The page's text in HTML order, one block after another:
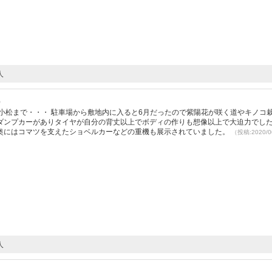
松まで・・・ 駐車場から敷地内に入ると6月だったので紫陽花が咲く道やキノコ
プカーがありタイヤが自分の背丈以上でボディの作りも想像以上で大迫力でし
はコマツを支えたショベルカーなどの重機も展示されていました。
（投稿